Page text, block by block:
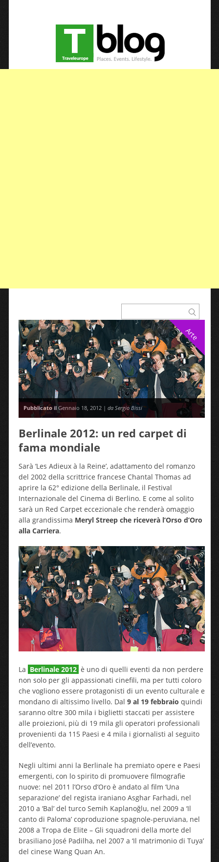
Arte
Pubblicato ilGennaio 18, 2012 | da Sergio Bissi
Berlinale 2012: un red carpet di
fama mondiale
Sarà ‘Les Adieux à la Reine’, adattamento del romanzo
del 2002 della scrittrice francese Chantal Thomas ad
aprire la 62° edizione della Berlinale, il Festival
Internazionale del Cinema di Berlino. E come al solito
sarà un Red Carpet eccezionale che renderà omaggio
alla grandissima Meryl Streep che riceverà l’Orso d’Oro
alla Carriera.
La Berlinale 2012 è uno di quelli eventi da non perdere
non solo per gli appassionati cinefili, ma per tutti coloro
che vogliono essere protagonisti di un evento culturale e
mondano di altissimo livello. Dal 9 al 19 febbraio quindi
saranno oltre 300 mila i biglietti staccati per assistere
alle proiezioni, più di 19 mila gli operatori professionali
provenienti da 115 Paesi e 4 mila i giornalisti al seguito
dell’evento.
Negli ultimi anni la Berlinale ha premiato opere e Paesi
emergenti, con lo spirito di promuovere filmografie
nuove: nel 2011 l’Orso d’Oro è andato al film ‘Una
separazione’ del regista iraniano Asghar Farhadi, nel
2010 a ‘Bal’ del turco Semih Kaplanoğlu, nel 2009 a ‘Il
canto di Paloma’ coproduzione spagnole-peruviana, nel
2008 a Tropa de Elite – Gli squadroni della morte del
brasiliano José Padilha, nel 2007 a ‘Il matrimonio di Tuya’
del cinese Wang Quan An.